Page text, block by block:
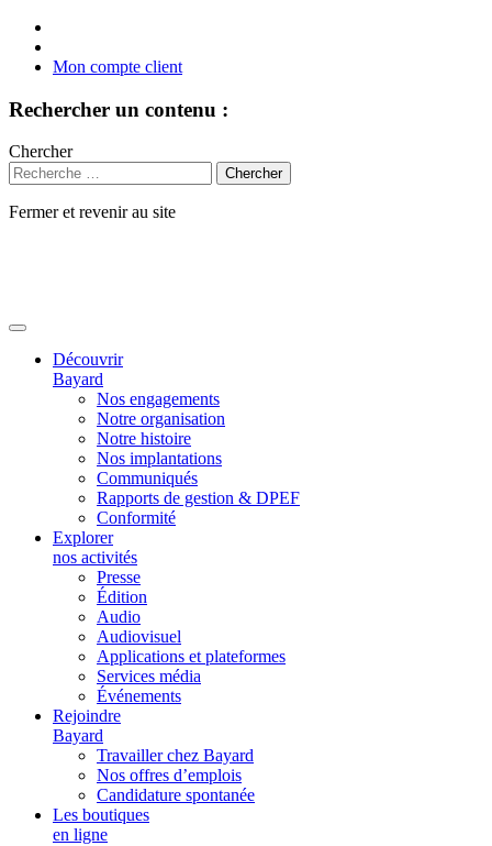
Mon compte client
Rechercher un contenu :
Chercher
Fermer et revenir au site
Découvrir
Bayard
Nos engagements
Notre organisation
Notre histoire
Nos implantations
Communiqués
Rapports de gestion & DPEF
Conformité
Explorer
nos activités
Presse
Édition
Audio
Audiovisuel
Applications et plateformes
Services média
Événements
Rejoindre
Bayard
Travailler chez Bayard
Nos offres d’emplois
Candidature spontanée
Les boutiques
en ligne